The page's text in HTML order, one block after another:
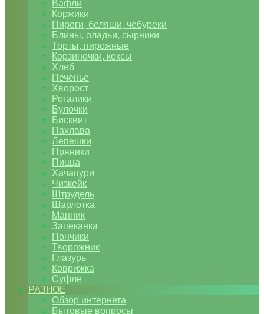
Вафли
Коржики
Пироги, беляши, чебуреки
Блины, оладьи, сырники
Торты, пирожные
Корзиночки, кексы
Хлеб
Печенье
Хворост
Рогалики
Булочки
Бисквит
Пахлава
Лепешки
Пряники
Пицца
Хачапури
Чизкейк
Штрудель
Шарлотка
Манник
Запеканка
Пончики
Творожник
Глазурь
Коврижка
Суфле
РАЗНОЕ
Обзор интернета
Бытовые вопросы